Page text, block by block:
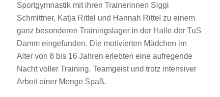
Sportgymnastik mit ihren Trainerinnen Siggi
Schmittner, Katja Rittel und Hannah Rittel zu einem
ganz besonderen Trainingslager in der Halle der TuS
Damm eingefunden. Die motivierten Mädchen im
Alter von 8 bis 16 Jahren erlebten eine aufregende
Nacht voller Training, Teamgeist und trotz intensiver
Arbeit einer Menge Spaß.